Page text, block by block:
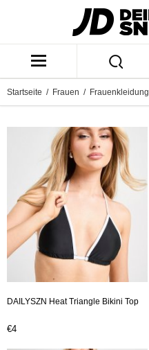
Startseite / Frauen / Frauenkleidung
DAILYSZN Heat Triangle Bikini Top
€4